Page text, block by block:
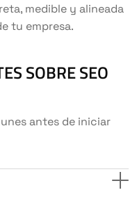
medible y alineada
tu empresa.
SOBRE SEO
antes de iniciar